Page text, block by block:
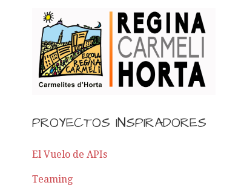
PROYECTOS INSPIRADORES
El Vuelo de APIs
Teaming